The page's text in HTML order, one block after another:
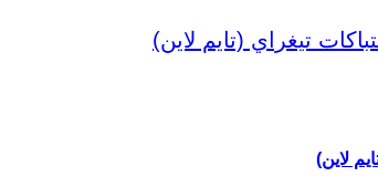
لاين)